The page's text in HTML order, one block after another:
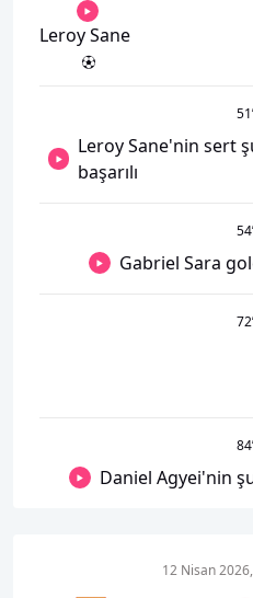
Leroy Sane
51’
Leroy Sane'nin sert
başarılı
54’
Gabriel Sara
72’
84’
Daniel Agyei'nin
12 Nisan